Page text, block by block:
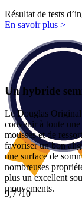
Résultat de tests
En savoir plus >
9,7/10
Un hybride
Le Douglas Original
convenir à toute
mousses et de
favoriser un bon
une surface de
nombreuses
plus un excellent
mouvements.